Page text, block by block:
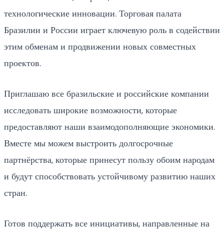
технологические инновации. Торговая палата
Бразилии и России играет ключевую роль в содействии
этим обменам и продвижении новых совместных
проектов.
Приглашаю все бразильские и российские компании
исследовать широкие возможности, которые
предоставляют наши взаимодополняющие экономики.
Вместе мы можем выстроить долгосрочные
партнёрства, которые принесут пользу обоим народам
и будут способствовать устойчивому развитию наших
стран.
Готов поддержать все инициативы, направленные на